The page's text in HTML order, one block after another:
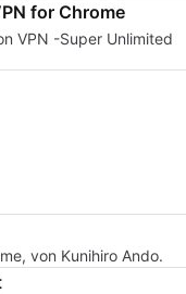
for Chrome
VPN -Super Unlimited
von Kunihiro Ando.